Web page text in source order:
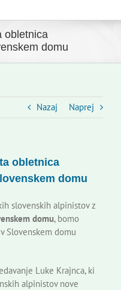
obletnica
domu
Nazaj Naprej
obletnica
domu
slovenskih alpinistov z
domu, bomo
Slovenskem domu
Luke Krajnca, ki
alpinistov nove